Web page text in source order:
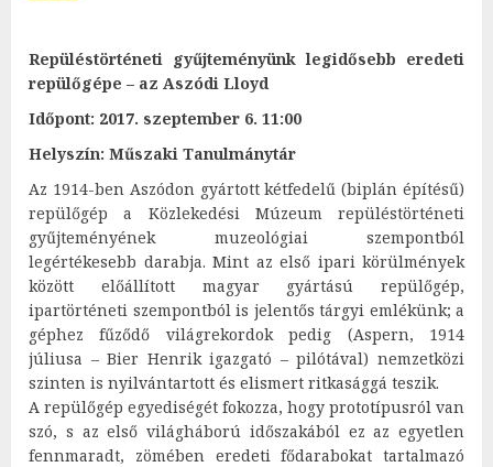
Repüléstörténeti gyűjteményünk legidősebb eredeti
repülőgépe – az Aszódi Lloyd
Időpont: 2017. szeptember 6. 11:00
Helyszín: Műszaki Tanulmánytár
Az 1914-ben Aszódon gyártott kétfedelű (biplán építésű)
repülőgép a Közlekedési Múzeum repüléstörténeti
gyűjteményének muzeológiai szempontból
legértékesebb darabja. Mint az első ipari körülmények
között előállított magyar gyártású repülőgép,
ipartörténeti szempontból is jelentős tárgyi emlékünk; a
géphez fűződő világrekordok pedig (Aspern, 1914
júliusa – Bier Henrik igazgató – pilótával) nemzetközi
szinten is nyilvántartott és elismert ritkasággá teszik.
A repülőgép egyediségét fokozza, hogy prototípusról van
szó, s az első világháború időszakából ez az egyetlen
fennmaradt, zömében eredeti fődarabokat tartalmazó